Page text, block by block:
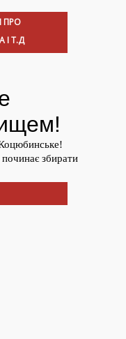
ПРО
І Т.Д